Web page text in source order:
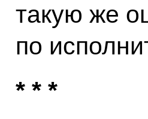
такую же
по
* * *